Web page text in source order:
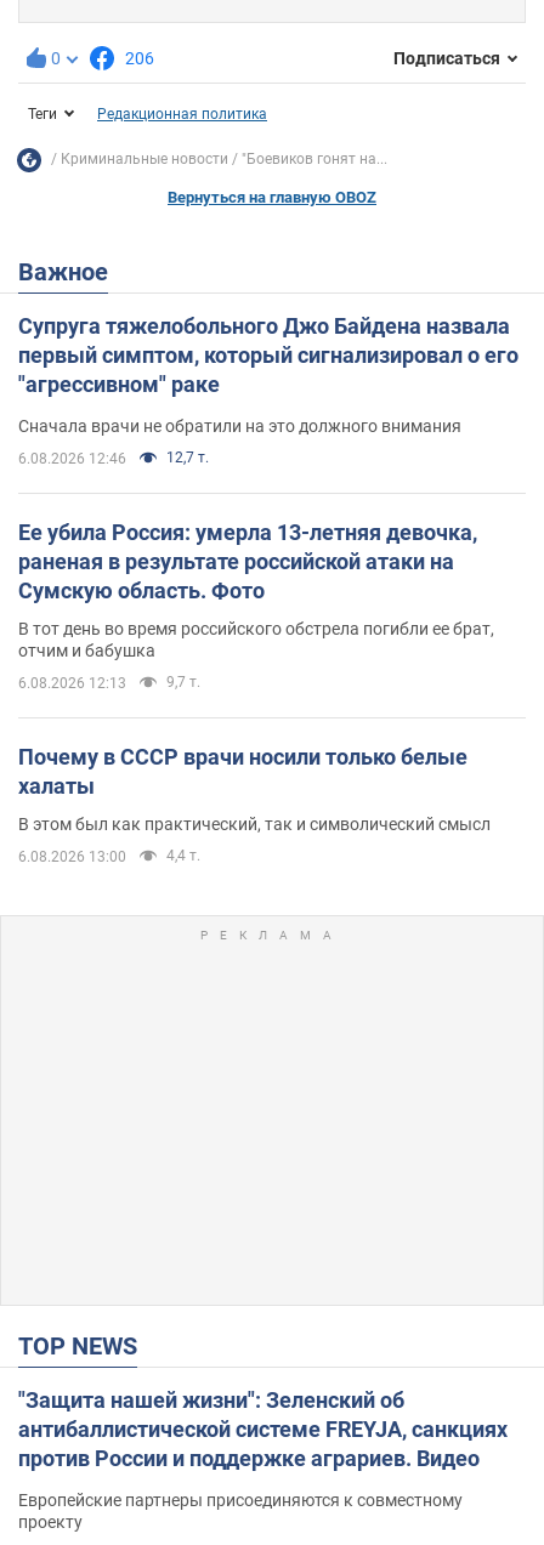
0 206 Подписаться
Теги Редакционная политика
Криминальные новости "Боевиков гонят на...
Вернуться на главную OBOZ
Важное
Супруга тяжелобольного Джо Байдена назвала
первый симптом, который сигнализировал о его
"агрессивном" раке
Сначала врачи не обратили на это должного внимания
6.08.2026 12:46 12,7 т.
Ее убила Россия: умерла 13-летняя девочка,
раненая в результате российской атаки на
Сумскую область. Фото
В тот день во время российского обстрела погибли ее брат,
отчим и бабушка
6.08.2026 12:13 9,7 т.
Почему в СССР врачи носили только белые
халаты
В этом был как практический, так и символический смысл
6.08.2026 13:00 4,4 т.
TOP NEWS
"Защита нашей жизни": Зеленский об
антибаллистической системе FREYJA, санкциях
против России и поддержке аграриев. Видео
Европейские партнеры присоединяются к совместному
проекту